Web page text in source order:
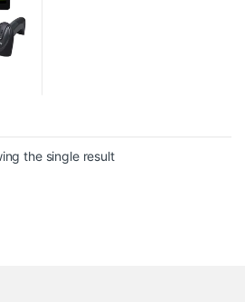
the single result